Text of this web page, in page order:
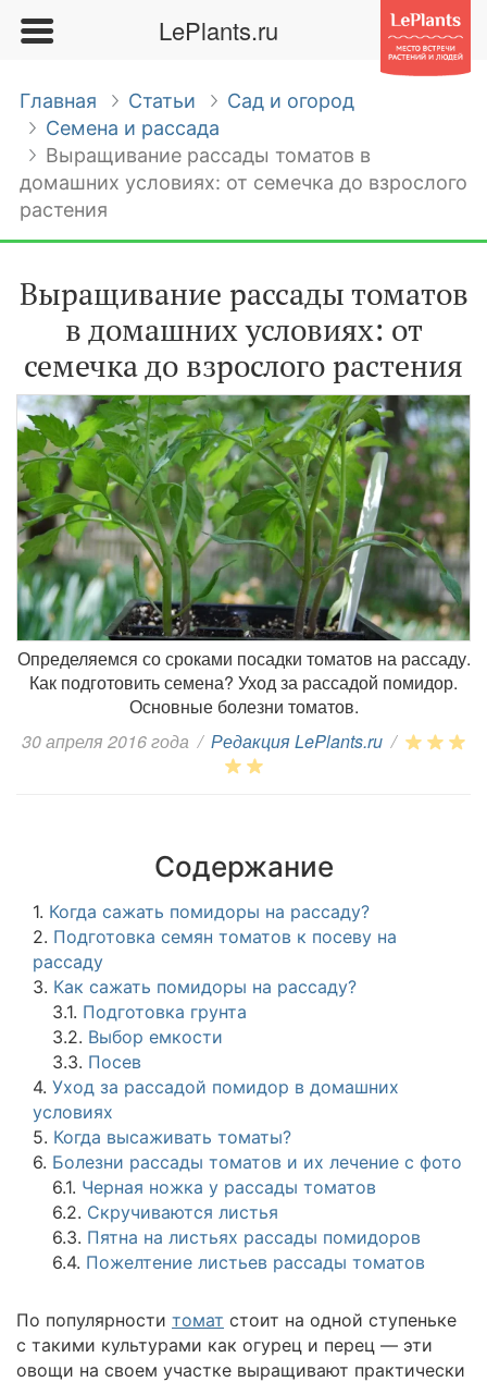
LePlants.ru
Главная Статьи
Сад и огород
Семена и рассада
Выращивание рассады томатов в
домашних условиях: от семечка до взрослого
растения
Выращивание рассады томатов
в домашних условиях: от
семечка до взрослого растения
Определяемся со сроками посадки томатов на рассаду.
Как подготовить семена? Уход за рассадой помидор.
Основные болезни томатов.
30 апреля 2016 года / Редакция LePlants.ru /
Содержание
1. Когда сажать помидоры на рассаду?
2. Подготовка семян томатов к посеву на
рассаду
3. Как сажать помидоры на рассаду?
3.1. Подготовка грунта
3.2. Выбор емкости
3.3. Посев
4. Уход за рассадой помидор в домашних
условиях
5. Когда высаживать томаты?
6. Болезни рассады томатов и их лечение с фото
6.1. Черная ножка у рассады томатов
6.2. Скручиваются листья
6.3. Пятна на листьях рассады помидоров
6.4. Пожелтение листьев рассады томатов
По популярности томат стоит на одной ступеньке
с такими культурами как огурец и перец — эти
овощи на своем участке выращивают практически